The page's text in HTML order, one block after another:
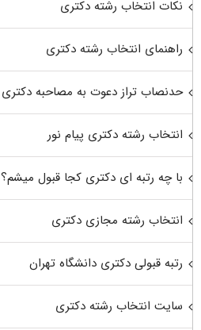
نکات انتخاب رشته دکتری
راهنمای انتخاب رشته دکتری
حدنصاب تراز دعوت به مصاحبه دکتری
انتخاب رشته دکتری پیام نور
با چه رتبه ای دکتری کجا قبول میشم؟
انتخاب رشته مجازی دکتری
رتبه قبولی دکتری دانشگاه تهران
سایت انتخاب رشته دکتری